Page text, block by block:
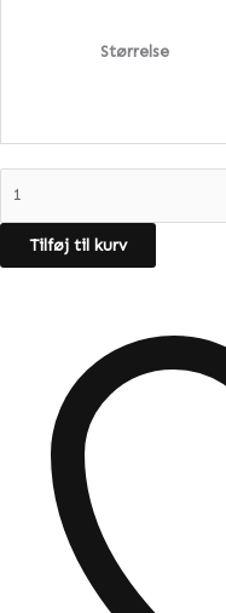
Størrelse
Tilføj til kurv